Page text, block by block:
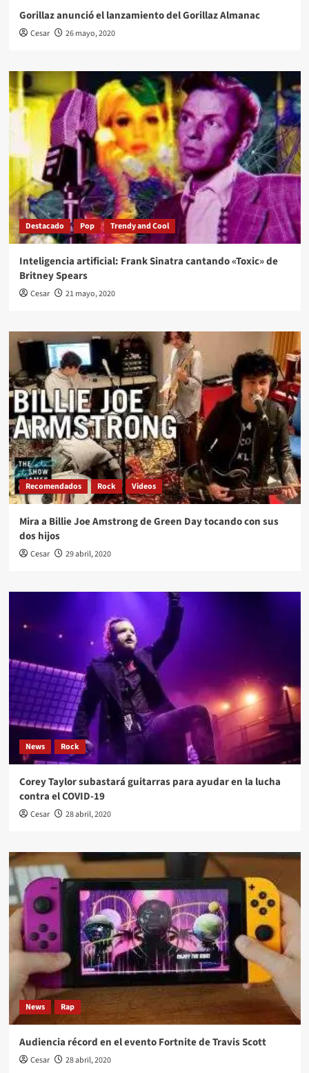
Gorillaz anunció el lanzamiento del Gorillaz Almanac
Cesar 26 mayo, 2020
Destacado Pop Trendy and Cool
Inteligencia artificial: Frank Sinatra cantando «Toxic» de
Britney Spears
Cesar 21 mayo, 2020
Recomendados Rock Videos
Mira a Billie Joe Amstrong de Green Day tocando con sus
dos hijos
Cesar 29 abril, 2020
News Rock
Corey Taylor subastará guitarras para ayudar en la lucha
contra el COVID-19
Cesar 28 abril, 2020
News Rap
Audiencia récord en el evento Fortnite de Travis Scott
Cesar 28 abril, 2020